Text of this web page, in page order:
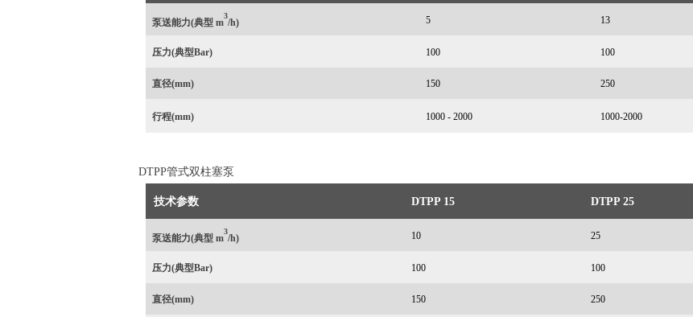
泵送能力(典型 m
3
/h) 5 13
压力(典型Bar) 100 100
直径(mm) 150 250
行程(mm) 1000 - 2000 1000-2000
DTPP管式双柱塞泵
技术参数 DTPP 15 DTPP 25
泵送能力(典型 m
3
/h) 10 25
压力(典型Bar) 100 100
直径(mm) 150 250